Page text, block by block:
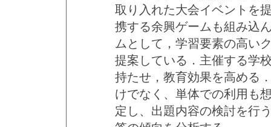
取り入れた大会イベントを
携する余興ゲームも組み込
ムとして，学習要素の高い
提案している．主催する学
持たせ，教育効果を高める
けでなく、単体での利用も
定し、出題内容の検討を行